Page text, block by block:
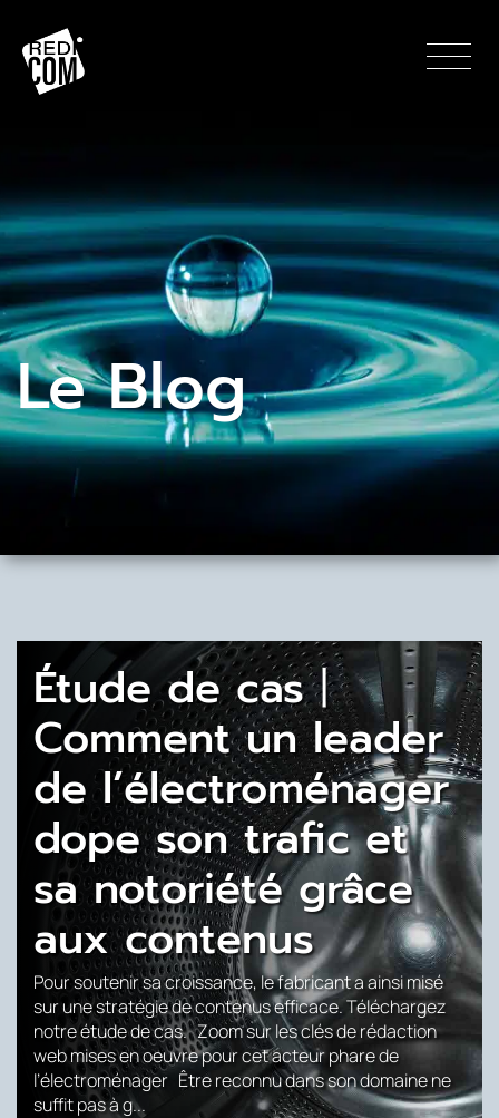
Le Blog
Étude de cas丨
Comment un leader
de l’électroménager
dope son trafic et
sa notoriété grâce
aux contenus
Pour soutenir sa croissance, le fabricant a ainsi misé
sur une stratégie de contenus efficace. Téléchargez
notre étude de cas. Zoom sur les clés de rédaction
web mises en oeuvre pour cet acteur phare de
l’électroménager Être reconnu dans son domaine ne
suffit pas à g...